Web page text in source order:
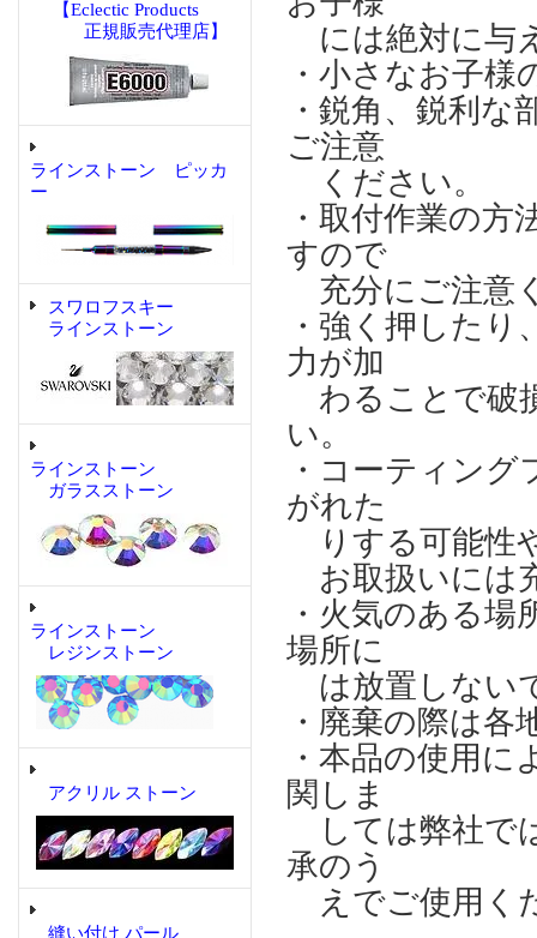
【Eclectic Products
正規販売代理店】
ラインストーン ピッカ
ー
スワロフスキー
ラインストーン
ラインストーン
ガラスストーン
ラインストーン
レジンストーン
アクリル ストーン
縫い付け パール
には絶対に与
・小さなお子
・鋭角、鋭利
ご注意
ください。
・取付作業の
すので
充分にご注意
・強く押した
力が加
わることで破
い。
・コーティン
がれた
りする可能性
お取扱いには
・火気のある場
場所に
は放置しない
・廃棄の際は
・本品の使用
関しま
しては弊社で
承のう
えでご使用く